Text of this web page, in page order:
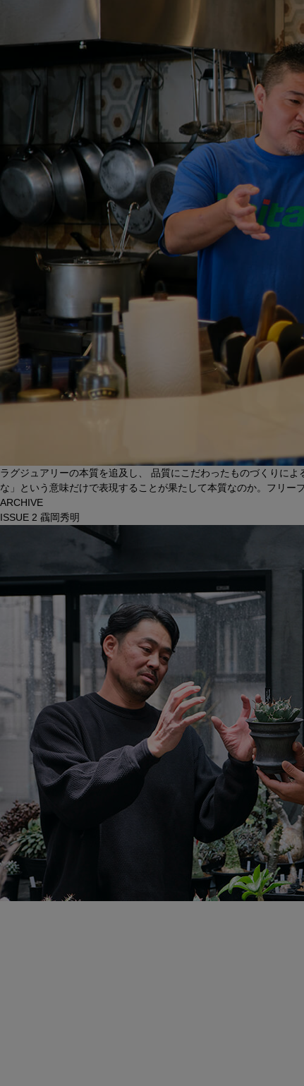
ラグジュアリーの本質を追及し、 品質にこだわったものづくりに
な」という意味だけで表現することが果たして本質なのか。フリー
ARCHIVE
ISSUE 3 佐々木明